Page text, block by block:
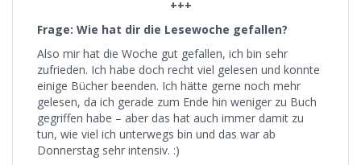
+++
Frage: Wie hat dir die Lesewoche gefallen?
Also mir hat die Woche gut gefallen, ich bin sehr
zufrieden. Ich habe doch recht viel gelesen und konnte
einige Bücher beenden. Ich hätte gerne noch mehr
gelesen, da ich gerade zum Ende hin weniger zu Buch
gegriffen habe – aber das hat auch immer damit zu
tun, wie viel ich unterwegs bin und das war ab
Donnerstag sehr intensiv. :)